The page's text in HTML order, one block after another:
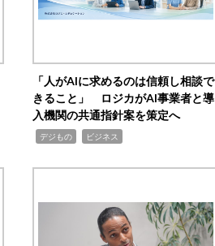
「人がAIに求めるのは信頼し相談で
きること」 ロジカがAI事業者と導
入機関の共通指針案を策定へ
デジもの ビジネス